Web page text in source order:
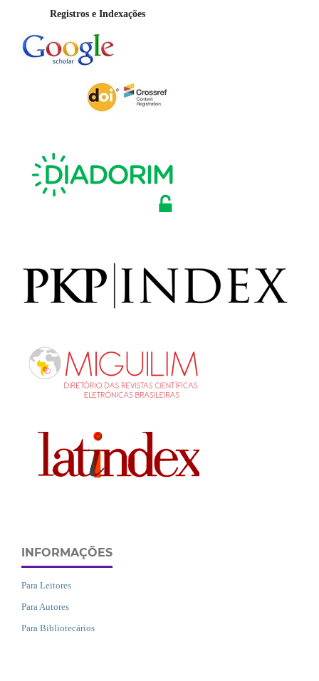
Registros e Indexações
INFORMAÇÕES
Para Leitores
Para Autores
Para Bibliotecários